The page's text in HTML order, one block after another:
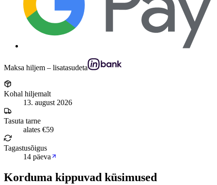
Maksa hiljem – lisatasudeta
Kohal hiljemalt
13. august 2026
Tasuta tarne
alates €59
Tagastusõigus
14 päeva
Korduma kippuvad küsimused